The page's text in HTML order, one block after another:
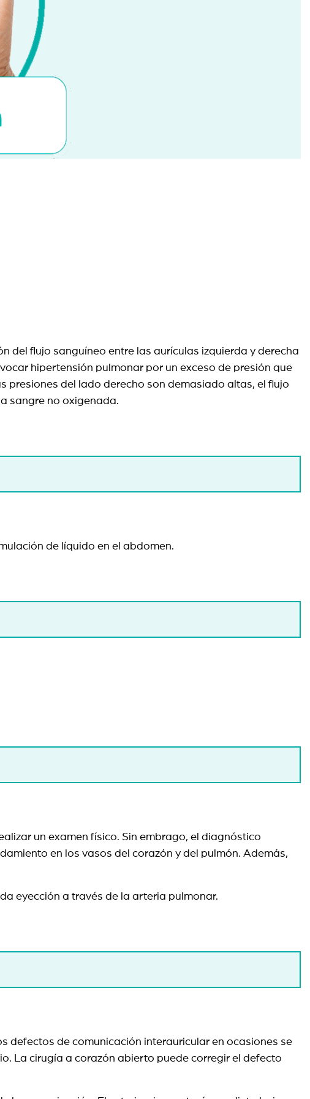
del flujo sanguíneo entre las aurículas izquierda y derecha
hipertensión pulmonar por un exceso de presión que
presiones del lado derecho son demasiado altas, el flujo
sangre no oxigenada.
de líquido en el abdomen.
un examen físico. Sin embrago, el diagnóstico
en los vasos del corazón y del pulmón. Además,
eyección a través de la arteria pulmonar.
defectos de comunicación interauricular en ocasiones se
La cirugía a corazón abierto puede corregir el defecto